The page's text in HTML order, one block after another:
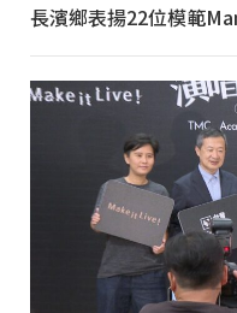
長濱鄉表揚22位模範